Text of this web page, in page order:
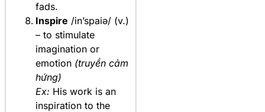
fads.
Inspire /in’spaiə/ (v.)
– to stimulate
imagination or
emotion (truyền cảm
hứng)
Ex: His work is an
inspiration to the